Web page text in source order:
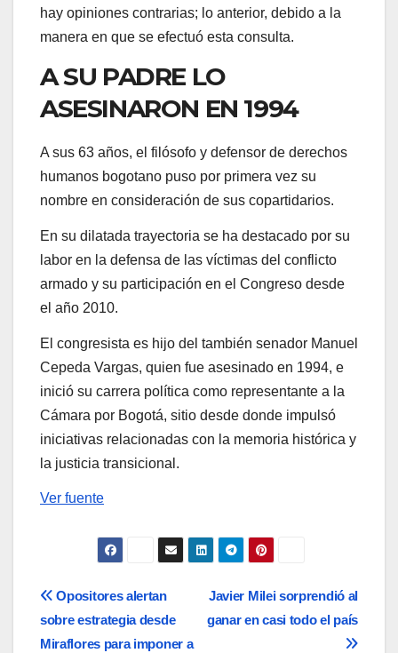
hay opiniones contrarias; lo anterior, debido a la
manera en que se efectuó esta consulta.
A SU PADRE LO
ASESINARON EN 1994
A sus 63 años, el filósofo y defensor de derechos
humanos bogotano puso por primera vez su
nombre en consideración de sus copartidarios.
En su dilatada trayectoria se ha destacado por su
labor en la defensa de las víctimas del conflicto
armado y su participación en el Congreso desde
el año 2010.
El congresista es hijo del también senador Manuel
Cepeda Vargas, quien fue asesinado en 1994, e
inició su carrera política como representante a la
Cámara por Bogotá, sitio desde donde impulsó
iniciativas relacionadas con la memoria histórica y
la justicia transicional.
Ver fuente
Navegación
de
Javier Milei sorprendió al
ganar en casi todo el país
Opositores alertan
sobre estrategia desde
Miraflores para imponer a